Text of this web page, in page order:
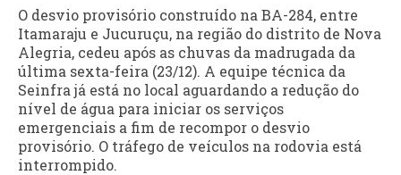
O desvio provisório construído na BA-284, entre
Itamaraju e Jucuruçu, na região do distrito de Nova
Alegria, cedeu após as chuvas da madrugada da
última sexta-feira (23/12). A equipe técnica da
Seinfra já está no local aguardando a redução do
nível de água para iniciar os serviços
emergenciais a fim de recompor o desvio
provisório. O tráfego de veículos na rodovia está
interrompido.